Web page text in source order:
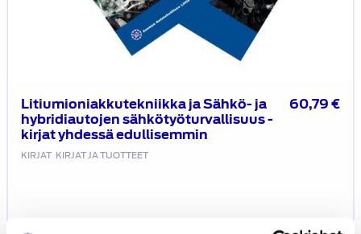
Litiumioniakkutekniikka ja Sähkö- ja
hybridiautojen sähkötyöturvallisuus -
kirjat yhdessä edullisemmin
KIRJAT KIRJAT JA TUOTTEET
60,79€